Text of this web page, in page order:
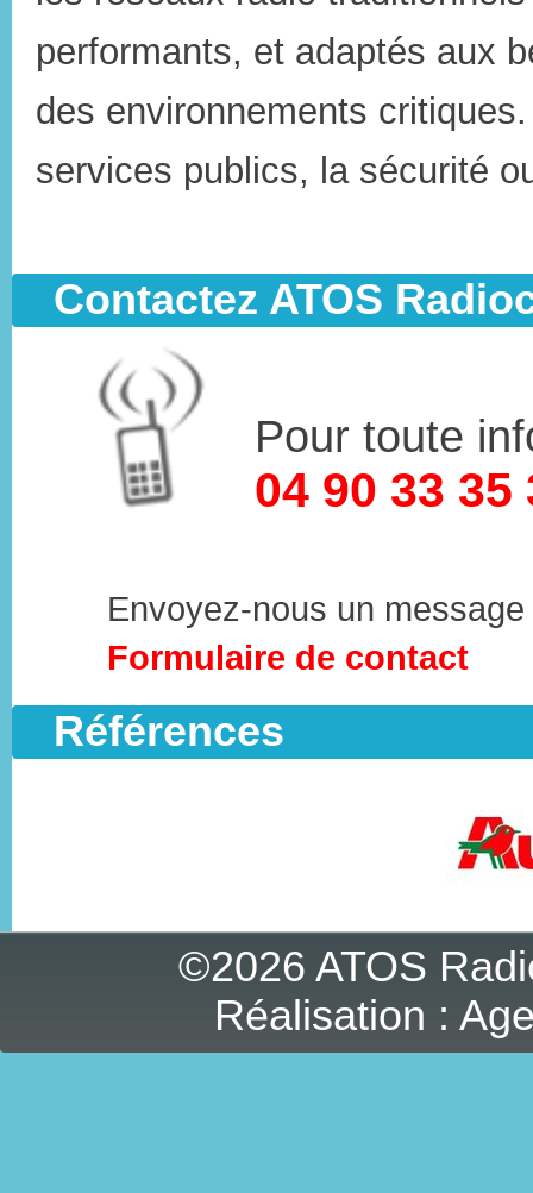
performants, et adaptés aux
des environnements
services publics, la sécurité
Contactez ATOS
Pour toute
04 90 33 35
Envoyez-nous un message
Formulaire de contact
Références
©2026 ATOS
Réalisation :